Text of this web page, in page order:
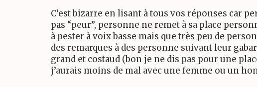
C’est bizarre en lisant à tous vos réponses car
pas “peur”, personne ne remet à sa place
à pester à voix basse mais que très peu de
des remarques à des personne suivant leur
grand et costaud (bon je ne dis pas pour une
j’aurais moins de mal avec une femme ou un